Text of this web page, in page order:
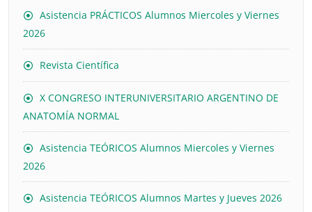
Asistencia PRÁCTICOS Alumnos Miercoles y Viernes
2026
Revista Científica
X CONGRESO INTERUNIVERSITARIO ARGENTINO DE
ANATOMÍA NORMAL
Asistencia TEÓRICOS Alumnos Miercoles y Viernes
2026
Asistencia TEÓRICOS Alumnos Martes y Jueves 2026